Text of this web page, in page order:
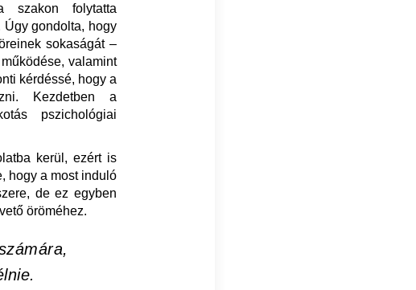
szakon folytatta
Úgy gondolta, hogy
sokaságát –
valamint
kérdéssé, hogy a
Kezdetben a
pszichológiai
kerül, ezért is
hogy a most induló
de ez egyben
öröméhez.